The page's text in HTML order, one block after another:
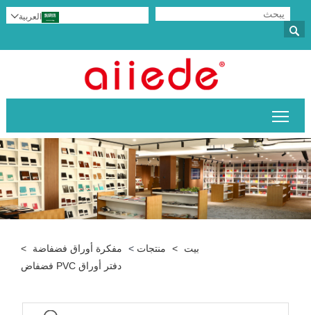

العربية
بيت > منتجات > مفكرة أوراق فضفاضة
>
دفتر أوراق PVC فضفاض